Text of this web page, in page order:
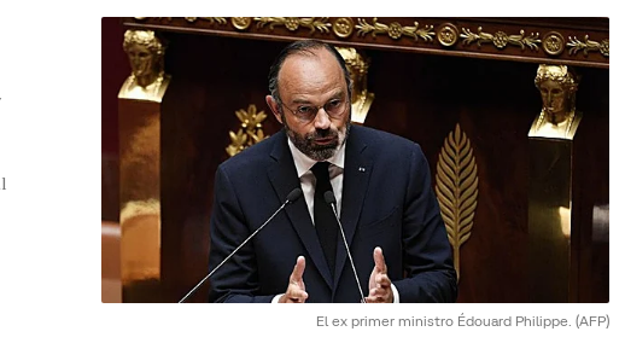
El ex primer ministro Édouard Philippe. (AFP)